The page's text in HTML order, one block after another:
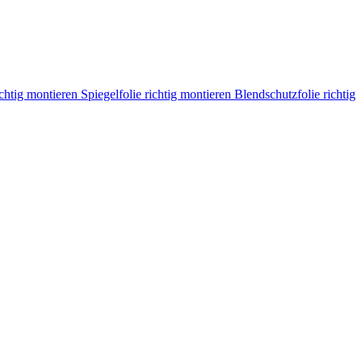
montieren Spiegelfolie richtig montieren Blendschutzfolie richtig